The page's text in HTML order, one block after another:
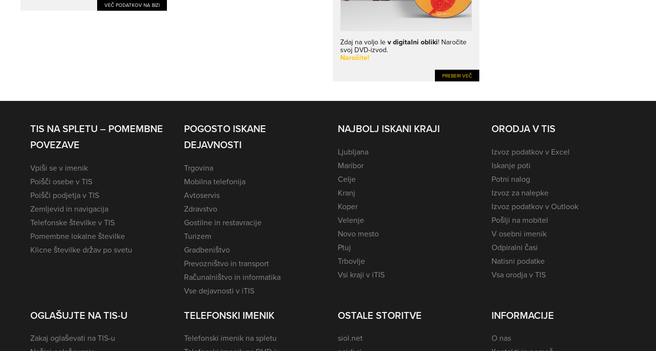
VEČ PODATKOV NA BIZI
Zdaj na voljo le v digitalni obliki! Naročite
svoj DVD-izvod.
Naročite!
PREBERI VEČ
TIS NA SPLETU – POMEMBNE
POVEZAVE
Vpiši se v imenik
Poišči osebe v TIS
Poišči podjetja v TIS
Zemljevid in navigacija
Telefonske številke v TIS
Pomembne lokalne številke
Klicne številke držav po svetu
POGOSTO ISKANE
DEJAVNOSTI
Trgovina
Mobilna telefonija
Avtoservis
Zdravstvo
Gostilne in restavracije
Turizem
Gradbeništvo
Prevozništvo in transport
Računalništvo in informatika
Vse dejavnosti v iTIS
NAJBOLJ ISKANI KRAJI
Ljubljana
Maribor
Celje
Kranj
Koper
Velenje
Novo mesto
Ptuj
Trbovlje
Vsi kraji v iTIS
ORODJA V TIS
Izvoz podatkov v Excel
Iskanje poti
Potni nalog
Izvoz za nalepke
Izvoz podatkov v Outlook
Pošlji na mobitel
V osebni imenik
Odpiralni časi
Natisni podatke
Vsa orodja v TIS
OGLAŠUJTE NA TIS-U
Zakaj oglaševati na TIS-u
TELEFONSKI IMENIK
Telefonski imenik na spletu
OSTALE STORITVE
siol.net
INFORMACIJE
O nas